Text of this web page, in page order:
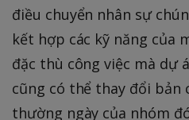
điều chuyển nhân sự
kết hợp các kỹ năng của
đặc thù công việc mà dự
cũng có thể thay đổi bản
thường ngày của nhóm